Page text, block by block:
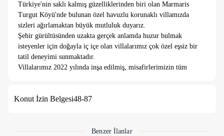
Türkiye'nin saklı kalmış güzelliklerinden biri olan Marmaris
Turgut Köyü'nde bulunan özel havuzlu korunaklı villamızda
sizleri ağırlamaktan büyük mutluluk duyarız.
Şehir gürültüsünden uzakta gerçek anlamda huzur bulmak
isteyenler için doğayla iç içe olan villalarımız çok özel eşsiz bir
tatil deneyimi sunmaktadır.
Villalarımız 2022 yılında inşa edilmiş, misafirlerimizin tüm
Villalarımızda 3 yatak odası, 1 salon, 3 banyo ve 4 tuvalet
isteyenler için çok özel bir tatil seçeneği sunmaktadır.
Konut İzin Belgesi48-87
Benzer İlanlar